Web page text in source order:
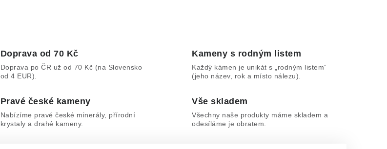
Doprava od 70 Kč
Doprava po ČR už od 70 Kč (na Slovensko
od 4 EUR).
Kameny s rodným listem
Každý kámen je unikát s „rodným listem“
(jeho název, rok a místo nálezu).
Pravé české kameny
Nabízíme pravé české minerály, přírodní
krystaly a drahé kameny.
Vše skladem
Všechny naše produkty máme skladem a
odesíláme je obratem.